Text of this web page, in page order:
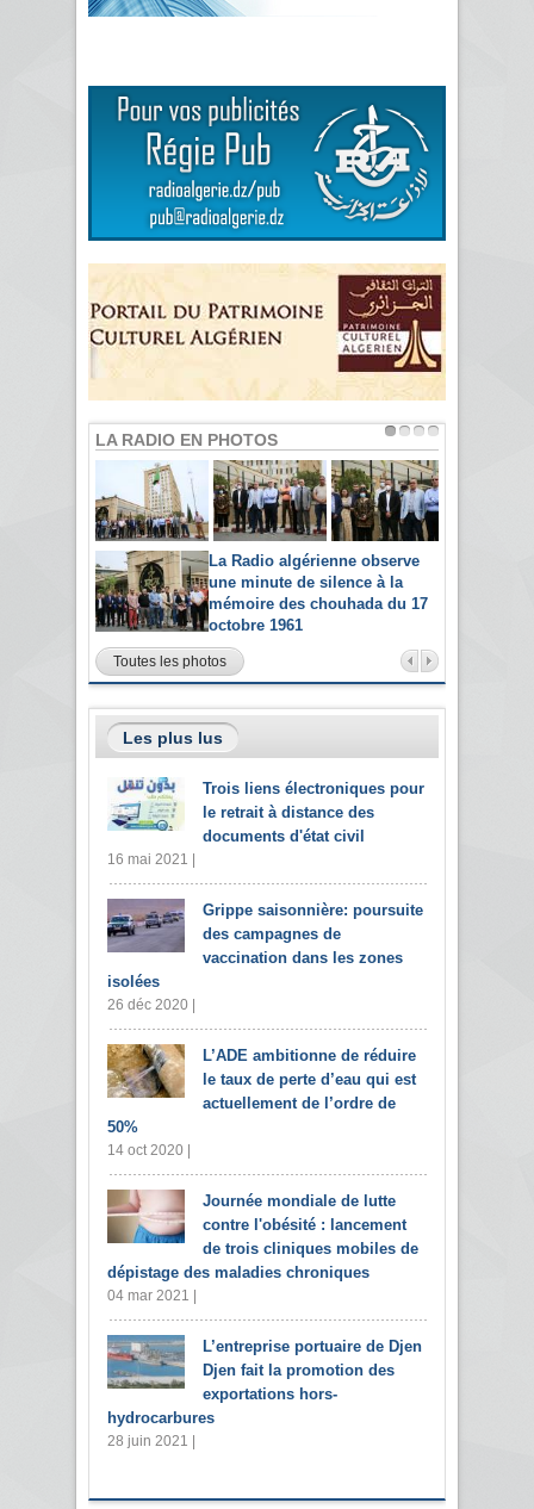
LA RADIO EN PHOTOS
La Radio algérienne observe
une minute de silence à la
mémoire des chouhada du 17
octobre 1961
Toutes les photos
Les plus lus
Trois liens électroniques pour
le retrait à distance des
documents d'état civil
16 mai 2021 |
Grippe saisonnière: poursuite
des campagnes de
vaccination dans les zones
isolées
26 déc 2020 |
L’ADE ambitionne de réduire
le taux de perte d’eau qui est
actuellement de l’ordre de
50%
14 oct 2020 |
Journée mondiale de lutte
contre l'obésité : lancement
de trois cliniques mobiles de
dépistage des maladies chroniques
04 mar 2021 |
L’entreprise portuaire de Djen
Djen fait la promotion des
exportations hors-
hydrocarbures
28 juin 2021 |